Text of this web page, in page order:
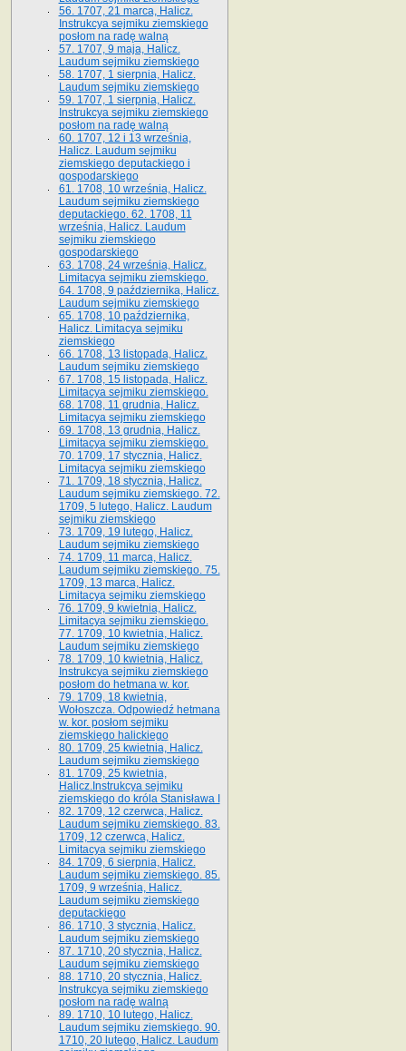
56. 1707, 21 marca, Halicz.
Instrukcya sejmiku ziemskiego
posłom na radę walną
57. 1707, 9 maja, Halicz.
Laudum sejmiku ziemskiego
58. 1707, 1 sierpnia, Halicz.
Laudum sejmiku ziemskiego
59. 1707, 1 sierpnia, Halicz.
Instrukcya sejmiku ziemskiego
posłom na radę walną
60. 1707, 12 i 13 września,
Halicz. Laudum sejmiku
ziemskiego deputackiego i
gospodarskiego
61. 1708, 10 września, Halicz.
Laudum sejmiku ziemskiego
deputackiego. 62. 1708, 11
września, Halicz. Laudum
sejmiku ziemskiego
gospodarskiego
63. 1708, 24 września, Halicz.
Limitacya sejmiku ziemskiego.
64. 1708, 9 października, Halicz.
Laudum sejmiku ziemskiego
65­. 1708, 10 października,
Halicz. Limitacya sejmiku
ziemskiego
66. 1708, 13 listopada, Halicz.
Laudum sejmiku ziemskiego
67. 1708, 15 listopada, Halicz.
Limitacya sejmiku ziemskiego.
68. 1708, 11 grudnia, Halicz.
Limitacya sejmiku ziemskiego
69. 1708, 13 grudnia, Halicz.
Limitacya sejmiku ziemskiego.
70. 1709, 17 stycznia, Halicz.
Limitacya sejmiku ziemskiego
71. 1709, 18 stycznia, Halicz.
Laudum sejmiku ziemskiego. 72.
1709, 5 lutego, Halicz. Laudum
sejmiku ziemskiego
73. 1709, 19 lutego, Halicz.
Laudum sejmiku ziemskiego
74. 1709, 11 marca, Halicz.
Laudum sejmiku ziemskiego. 75.
1709, 13 marca, Halicz.
Limitacya sejmiku ziemskiego
76. 1709, 9 kwietnia, Halicz.
Limitacya sejmiku ziemskiego.
77. 1709, 10 kwietnia, Halicz.
Laudum sejmiku ziemskiego
78. 1709, 10 kwietnia, Halicz.
Instrukcya sejmiku ziemskiego
posłom do hetmana w. kor.
79. 1709, 18 kwietnia,
Wołoszcza. Odpowiedź hetmana
w. kor. posłom sejmiku
ziemskiego halickiego
80. 1709, 25 kwietnia, Halicz.
Laudum sejmiku ziemskiego
81. 1709, 25 kwietnia,
Halicz.Instrukcya sejmiku
ziemskiego do króla Stanisława I
82. 1709, 12 czerwca, Halicz.
Laudum sejmiku ziemskiego. 83.
1709, 12 czerwca, Halicz.
Limitacya sejmiku ziemskiego
84. 1709, 6 sierpnia, Halicz.
Laudum sejmiku ziemskiego. 85.
1709, 9 września, Halicz.
Laudum sejmiku ziemskiego
deputackiego
86. 1710, 3 stycznia, Halicz.
Laudum sejmiku ziemskiego
87. 1710, 20 stycznia, Halicz.
Laudum sejmiku ziemskiego
88. 1710, 20 stycznia, Halicz.
Instrukcya sejmiku ziemskiego
posłom na radę walną
89. 1710, 10 lutego, Halicz.
Laudum sejmiku ziemskiego. 90.
1710, 20 lutego, Halicz. Laudum